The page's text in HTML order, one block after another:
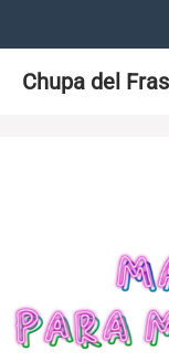
al
contenido
Chupa del